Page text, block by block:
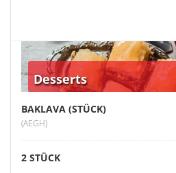
Desserts
BAKLAVA (STÜCK)
(AEGH)
2 STÜCK